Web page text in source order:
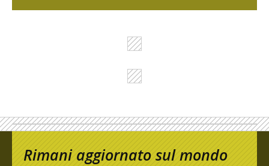
Rimani aggiornato sul mondo